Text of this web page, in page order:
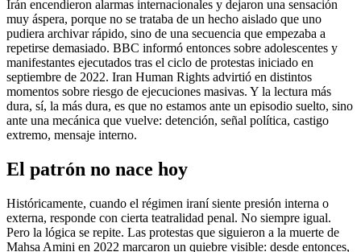
Irán encendieron alarmas internacionales y dejaron una sensación
muy áspera, porque no se trataba de un hecho aislado que uno
pudiera archivar rápido, sino de una secuencia que empezaba a
repetirse demasiado. BBC informó entonces sobre adolescentes y
manifestantes ejecutados tras el ciclo de protestas iniciado en
septiembre de 2022. Iran Human Rights advirtió en distintos
momentos sobre riesgo de ejecuciones masivas. Y la lectura más
dura, sí, la más dura, es que no estamos ante un episodio suelto, sino
ante una mecánica que vuelve: detención, señal política, castigo
extremo, mensaje interno.
El patrón no nace hoy
Históricamente, cuando el régimen iraní siente presión interna o
externa, responde con cierta teatralidad penal. No siempre igual.
Pero la lógica se repite. Las protestas que siguieron a la muerte de
Mahsa Amini en 2022 marcaron un quiebre visible: desde entonces,